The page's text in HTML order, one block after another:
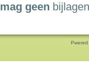
mag geen